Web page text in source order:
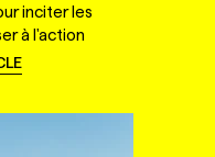
inciter les
à l'action